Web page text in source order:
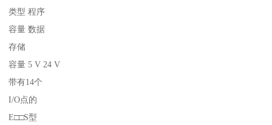
类型 程序
容量 数据
存储
容量 5 V 24 V
带有14个
I/O点的
E□□S型